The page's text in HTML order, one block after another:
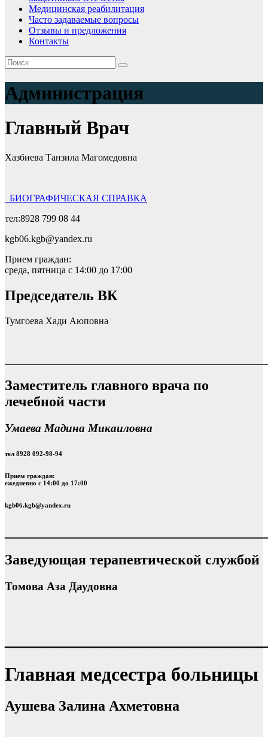
Медицинская реабилитация
Часто задаваемые вопросы
Отзывы и предложения
Контакты
Администрация
Главный Врач
Хазбиева Танзила Магомедовна
БИОГРАФИЧЕСКАЯ СПРАВКА
тел:8928 799 08 44
kgb06.kgb@yandex.ru
Прием граждан:
среда, пятница с 14:00 до 17:00
Председатель ВК
Тумгоева Хади Аюповна
Заместитель главного врача по
лечебной части
Умаева Мадина Микаиловна
тел 8928 092-98-94
Прием граждан:
ежедневно с 14:00 до 17:00
kgb06.kgb@yandex.ru
Заведующая терапевтической службой
Томова Аза Даудовна
Главная медсестра больницы
Аушева Залина Ахметовна